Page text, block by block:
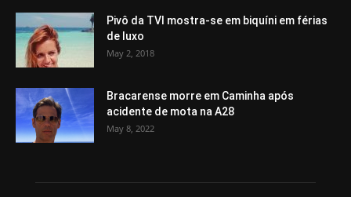
Pivô da TVI mostra-se em biquíni em férias
de luxo
May 2, 2018
Bracarense morre em Caminha após
acidente de mota na A28
May 8, 2022